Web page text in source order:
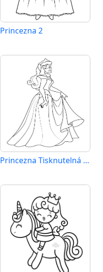
Princezna 2
Princezna Tisknutelná Zdarma